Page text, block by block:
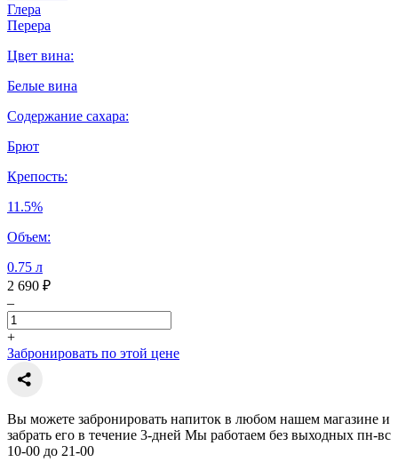
Глера
Перера
Цвет вина:
Белые вина
Содержание сахара:
Брют
Крепость:
11.5%
Объем:
0.75 л
2 690 ₽
–
+
Забронировать по этой цене
Вы можете забронировать напиток в любом нашем магазине и
забрать его в течение 3-дней Мы работаем без выходных пн-вс
10-00 до 21-00